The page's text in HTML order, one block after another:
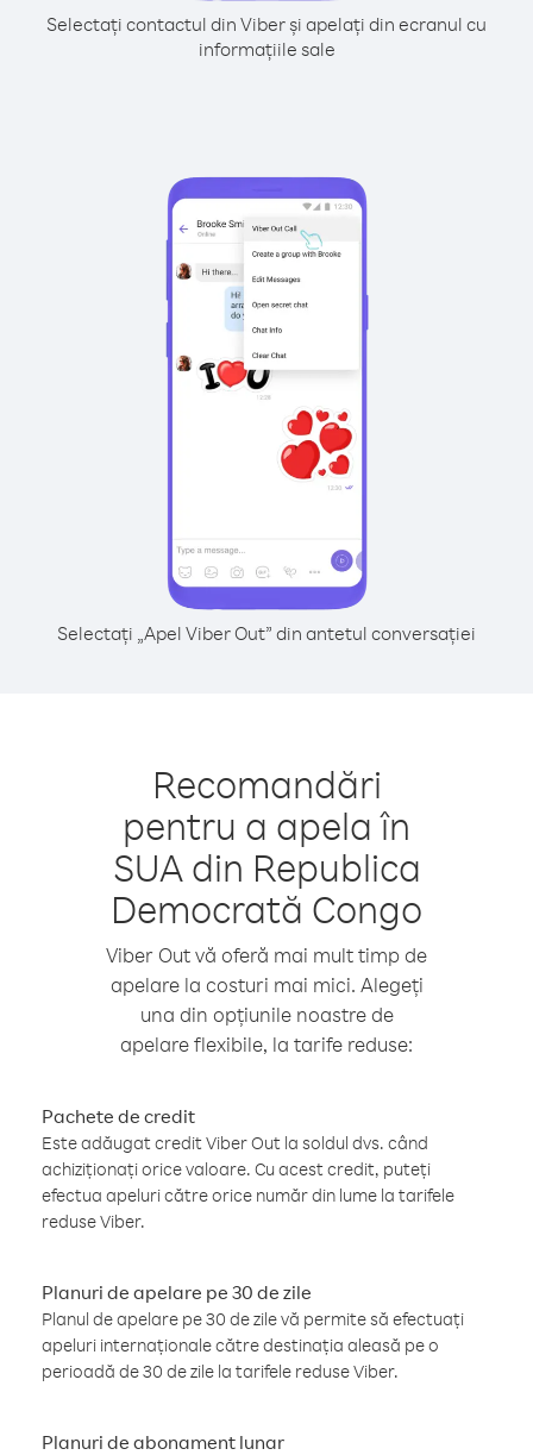
Selectați contactul din Viber și apelați din ecranul cu
informațiile sale
Selectați „Apel Viber Out” din antetul conversației
Recomandări
pentru a apela în
SUA din Republica
Democrată Congo
Viber Out vă oferă mai mult timp de
apelare la costuri mai mici. Alegeți
una din opțiunile noastre de
apelare flexibile, la tarife reduse:
Pachete de credit
Este adăugat credit Viber Out la soldul dvs. când
achiziționați orice valoare. Cu acest credit, puteți
efectua apeluri către orice număr din lume la tarifele
reduse Viber.
Planuri de apelare pe 30 de zile
Planul de apelare pe 30 de zile vă permite să efectuați
apeluri internaționale către destinația aleasă pe o
perioadă de 30 de zile la tarifele reduse Viber.
Planuri de abonament lunar